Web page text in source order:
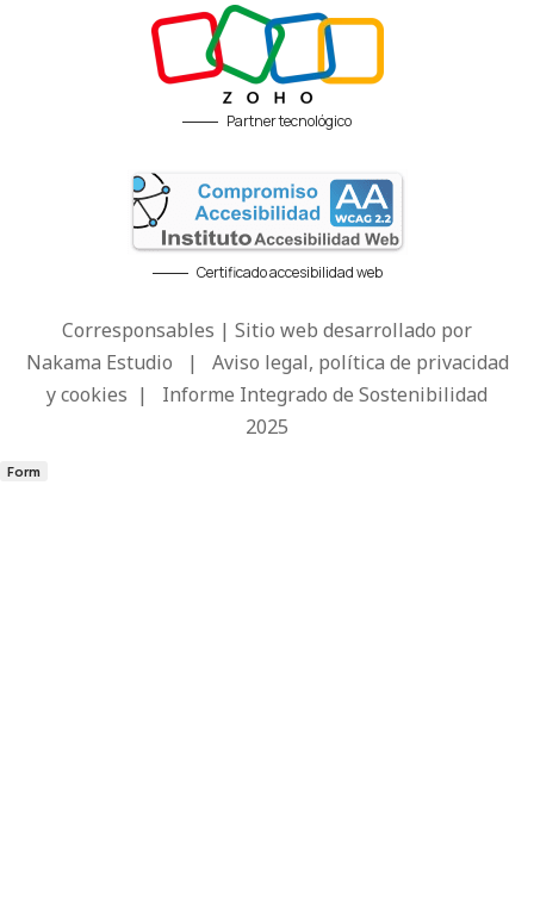
Partner tecnológico
Certificado accesibilidad web
Corresponsables | Sitio web desarrollado por
Nakama Estudio | Aviso legal, política de privacidad
y cookies | Informe Integrado de Sostenibilidad
2025
Form